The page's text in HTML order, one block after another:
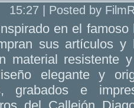
15:27 | Posted by
en el
sus artículos y
material resistente
elegante y
grabados e